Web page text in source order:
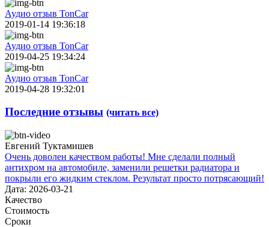
Аудио отзыв TonCar
2019-01-14 19:36:18
Аудио отзыв TonCar
2019-04-25 19:34:24
Аудио отзыв TonCar
2019-04-28 19:32:01
Последние отзывы (читать все)
Евгений Туктамишев
Очень доволен качеством работы! Мне сделали полный
антихром на автомобиле, заменили решетки радиатора и
покрыли его жидким стеклом. Результат просто потрясающий!
Дата: 2026-03-21
Качество
Стоимость
Сроки